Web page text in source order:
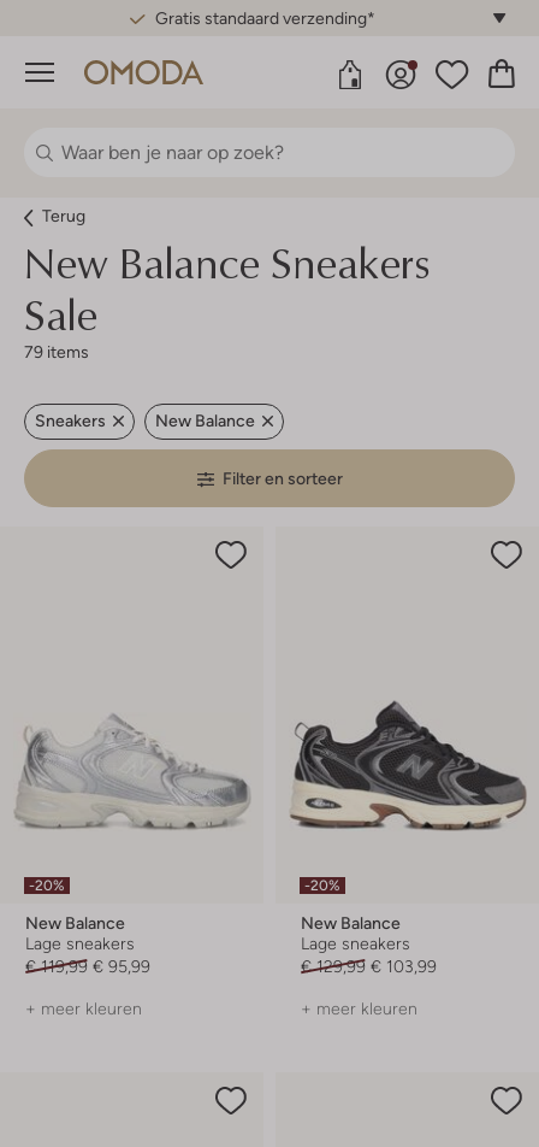
Gratis standaard verzending*
Menu
Terug
New Balance Sneakers
Sale
79 items
Sneakers New Balance
Filter en sorteer
-20%
New Balance
Lage sneakers
€ 119,99 € 95,99
+ meer kleuren
-20%
New Balance
Lage sneakers
€ 129,99 € 103,99
+ meer kleuren